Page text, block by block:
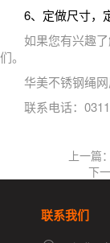
6、定做尺寸，
如果您有兴趣
们。
华美不锈钢绳
联系电话：
上一篇
下
联系我们